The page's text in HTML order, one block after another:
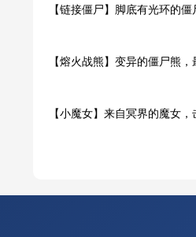
【链接僵尸】脚底有光环的
【熔火战熊】变异的僵尸熊
【小魔女】来自冥界的魔女